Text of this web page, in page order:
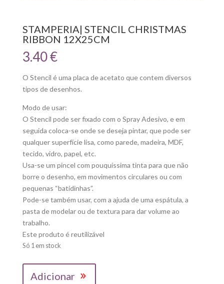
STAMPERIA| STENCIL CHRISTMAS
RIBBON 12X25CM
3.40€
O Stencil é uma placa de acetato que contem diversos
tipos de desenhos.
Modo de usar:
O Stencil pode ser fixado com o Spray Adesivo, e em
seguida coloca-se onde se deseja pintar, que pode ser
qualquer superfície lisa, como parede, madeira, MDF,
tecido, vidro, papel, etc.
Usa-se um pincel com pouquíssima tinta para que não
borre o desenho, em movimentos circulares ou com
pequenas “batidinhas”.
Pode-se também usar, com a ajuda de uma espátula, a
pasta de modelar ou de textura para dar volume ao
trabalho.
Este produto é reutilizável
Só 1 em stock
Adicionar